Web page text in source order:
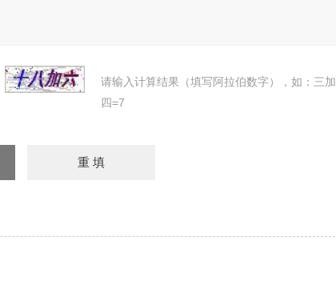
请输入计算结果（填写阿拉伯数字），如：三加
四=7